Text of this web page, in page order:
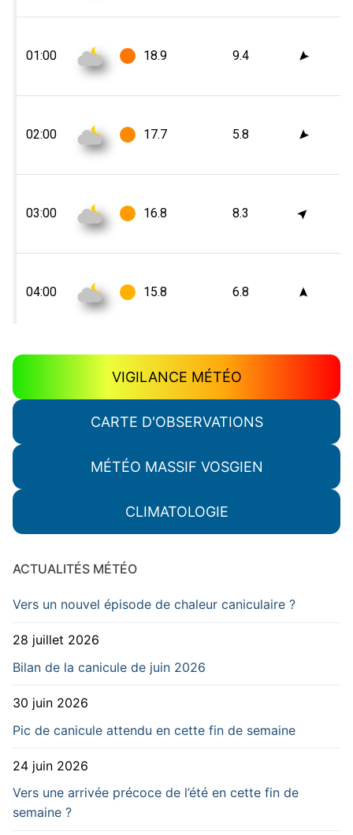
VIGILANCE MÉTÉO
CARTE D'OBSERVATIONS
MÉTÉO MASSIF VOSGIEN
CLIMATOLOGIE
ACTUALITÉS MÉTÉO
Vers un nouvel épisode de chaleur caniculaire ?
28 juillet 2026
Bilan de la canicule de juin 2026
30 juin 2026
Pic de canicule attendu en cette fin de semaine
24 juin 2026
Vers une arrivée précoce de l’été en cette fin de
semaine ?